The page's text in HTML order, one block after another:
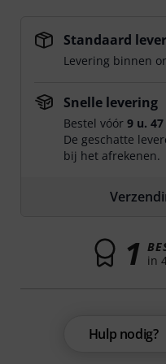
Standaard
Levering binnen
Snelle levering
Bestel vóór9 u.
De geschatte
bij het afrekenen.
1 in
Hulp nodig?